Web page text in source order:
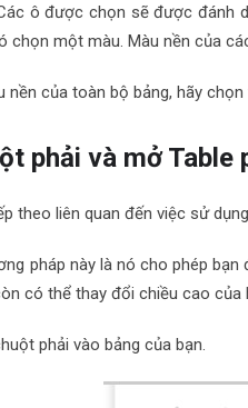
ô được chọn sẽ được đánh
chọn một màu. Màu nền của
nền của toàn bộ bảng, hãy
phải và mở
theo liên quan đến việc sử
pháp này là nó cho phép
có thể thay đổi chiều cao của
phải vào bảng của bạn.